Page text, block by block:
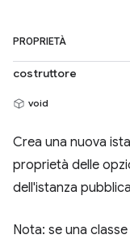
PROPRIETÀ
costruttore
void
Crea una nuova
proprietà delle
dell'istanza
Nota: se una